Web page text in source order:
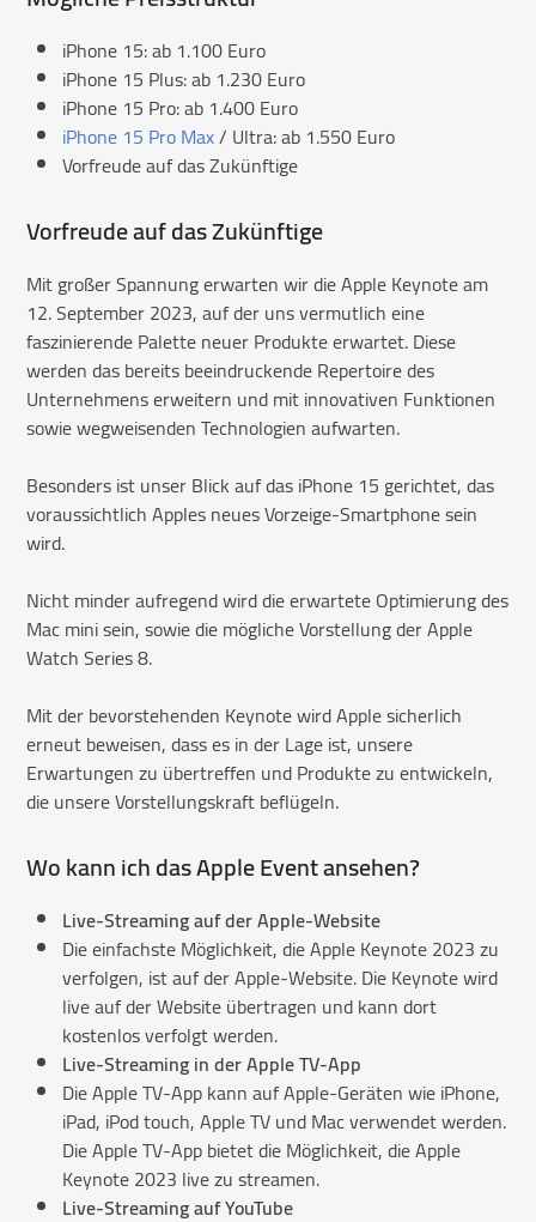
iPhone 15: ab 1.100 Euro
iPhone 15 Plus: ab 1.230 Euro
iPhone 15 Pro: ab 1.400 Euro
iPhone 15 Pro Max/ Ultra: ab 1.550 Euro
Vorfreude auf das Zukünftige
Vorfreude auf das Zukünftige
Mit großer Spannung erwarten wir die Apple Keynote am
12. September 2023, auf der uns vermutlich eine
faszinierende Palette neuer Produkte erwartet. Diese
werden das bereits beeindruckende Repertoire des
Unternehmens erweitern und mit innovativen Funktionen
sowie wegweisenden Technologien aufwarten.
Besonders ist unser Blick auf das iPhone 15 gerichtet, das
voraussichtlich Apples neues Vorzeige-Smartphone sein
wird.
Nicht minder aufregend wird die erwartete Optimierung des
Mac mini sein, sowie die mögliche Vorstellung der Apple
Watch Series 8.
Mit der bevorstehenden Keynote wird Apple sicherlich
erneut beweisen, dass es in der Lage ist, unsere
Erwartungen zu übertreffen und Produkte zu entwickeln,
die unsere Vorstellungskraft beflügeln.
Wo kann ich das Apple Event ansehen?
Live-Streaming auf der Apple-Website
Die einfachste Möglichkeit, die Apple Keynote 2023 zu
verfolgen, ist auf der Apple-Website. Die Keynote wird
live auf der Website übertragen und kann dort
kostenlos verfolgt werden.
Live-Streaming in der Apple TV-App
Die Apple TV-App kann auf Apple-Geräten wie iPhone,
iPad, iPod touch, Apple TV und Mac verwendet werden.
Die Apple TV-App bietet die Möglichkeit, die Apple
Keynote 2023 live zu streamen.
Live-Streaming auf YouTube